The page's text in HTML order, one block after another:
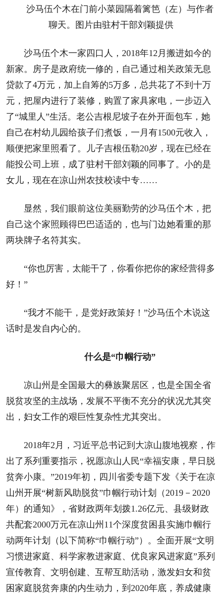
沙马伍个木在门前小菜园隔着篱笆（左）与作者
聊天。图片由驻村干部刘颖提供
沙马伍个木一家四口人，2018年12月搬进如今的
新家。房子是政府统一修的，自己通过相关政策无息
贷款了4万元，加上自筹的5万多，总共花了不到十万
元，把屋内进行了装修，购置了家具家电，一步迈入
了“城里人”生活。老公吉根尼坡子在外开面包车，她
自己在村幼儿园给孩子们煮饭，一月有1500元收入，
顺便把家里照看了。儿子吉根伍勒20岁，现在已经在
能投公司上班，成了驻村干部刘颖的同事了。小的是
女儿，现在在凉山州农技校读中专……
显然，我们眼前这位美丽勤劳的沙马伍个木，把
自己这个家照顾得巴巴适适的，也与门边她看重的那
两块牌子名符其实。
“你也厉害，太能干了，你看你把你的家经营得多
好！”
“我才不能干，是党好政策好！”沙马伍个木说这
话时是发自内心的。
什么是“巾帼行动”
凉山州是全国最大的彝族聚居区，也是全国全省
脱贫攻坚的主战场，发展不平衡不充分的状况尤其突
出，妇女工作的艰巨性复杂性尤其突出。
2018年2月，习近平总书记到大凉山腹地视察，作
出了系列重要指示，祝愿凉山人民“幸福安康，早日脱
贫奔小康。”2019年初，四川省委专题下发《关于在凉
山州开展“树新风助脱贫”巾帼行动计划（2019－2020
年）的通知》，省财政两年划拨1.26亿元、县级财政
共配套2000万元在凉山州11个深度贫困县实施巾帼行
动两年计划（以下简称“巾帼行动”）。全面开展“文明
习惯进家庭、科学家教进家庭、优良家风进家庭”系列
宣传教育、文明创建、互帮互助活动，激发妇女和贫
困家庭脱贫奔康的内生动力，到2020年底，养成健康